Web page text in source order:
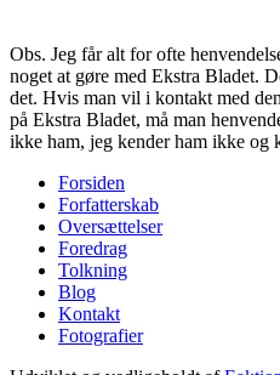
Obs. Jeg får alt for ofte
noget at gøre med Ekstra Bladet.
det. Hvis man vil i kontakt med
på Ekstra Bladet, må man
ikke ham, jeg kender ham ikke
Footer
menu
Forsiden
Forfatterskab
Oversættelser
Foredrag
Tolkning
Blog
Kontakt
Fotografier